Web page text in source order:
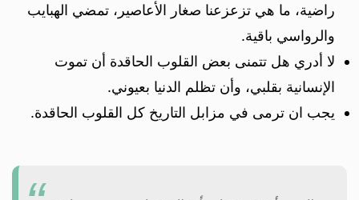
راضية، ما هي تزعزعنا صغار الأعاصير، تمضي الهبايب
والرواسي باقية.
لا أدري هل تتمنى بعض القلوب الحاقدة أن تموت
الإنسانية بقلبي، وأن تظلم الدنيا بعيوني.
يجب ان ترمى في مزابل التاريخ كل القلوب الحاقدة.